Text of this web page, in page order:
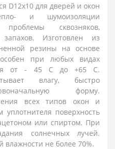
D12x10 для дверей и окон
и шумоизоляции
сквозняков,
Изготовлен из
резины на основе
при любых видах
от - 45 С до +65 С.
влагу, быстро
форму.
всех типов окон и
поверхность
или спиртом. При
солнечных лучей.
влажности не более 70%.